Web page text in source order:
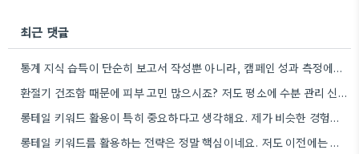
최근 댓글
통계 지식 습득이 단순히 보고서 작성뿐 아니라, 캠페인 성과 측정에도 도움이 된다니 흥미롭네요.
환절기 건조함 때문에 피부 고민 많으시죠? 저도 평소에 수분 관리 신경 쓰느라 시간 오래 뺏깁니다.
롱테일 키워드 활용이 특히 중요하다고 생각해요. 제가 비슷한 경험을 할 때, 너무 일반적인 키워드에 집중했더니…
롱테일 키워드를 활용하는 전략은 정말 핵심이네요. 저도 이전에는 너무 넓은 범위의 키워드에 집중해서 예산을 낭비했던…